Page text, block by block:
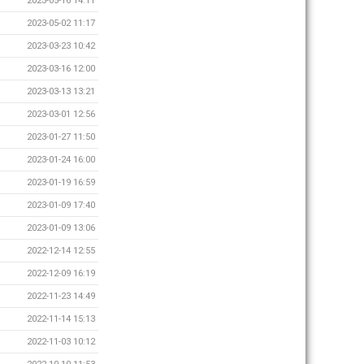
2023-05-02 11:17
2023-03-23 10:42
2023-03-16 12:00
2023-03-13 13:21
2023-03-01 12:56
2023-01-27 11:50
2023-01-24 16:00
2023-01-19 16:59
2023-01-09 17:40
2023-01-09 13:06
2022-12-14 12:55
2022-12-09 16:19
2022-11-23 14:49
2022-11-14 15:13
2022-11-03 10:12